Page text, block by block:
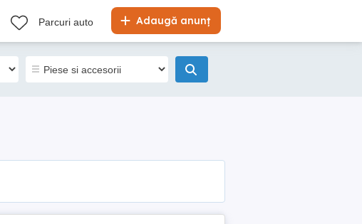
Adaugă anunț
Parcuri auto